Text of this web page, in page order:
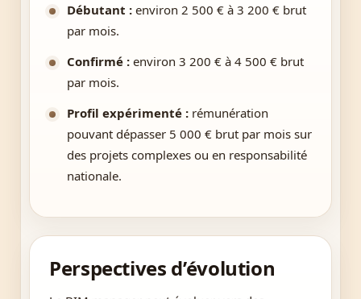
Débutant : environ 2 500 € à 3 200 € brut
par mois.
Confirmé : environ 3 200 € à 4 500 € brut
par mois.
Profil expérimenté : rémunération
pouvant dépasser 5 000 € brut par mois sur
des projets complexes ou en responsabilité
nationale.
Perspectives d’évolution